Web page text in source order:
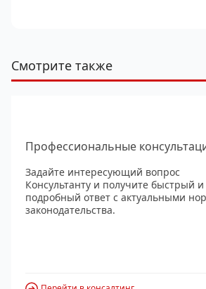
Смотрите также
Профессиональные
Задайте интересующий вопрос
Консультанту и получите быстрый и
подробный ответ с актуальными
законодательства.